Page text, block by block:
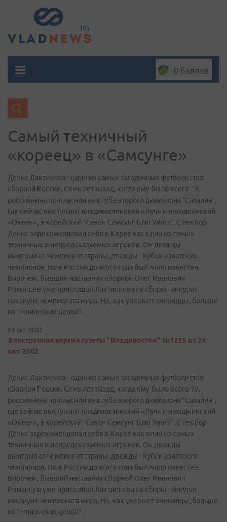
0 баллов
Самый техничный
«кореец» в «Самсунге»
Денис Лактионов - один из самых загадочных футболистов
сборной России. Семь лет назад, когда ему было всего 19,
россиянина пригласили из клуба второго дивизиона “Сахалин”,
где сейчас выступают владивостокский «Луч» и находкинский
«Океан», в корейский “Савон Самсунг Блю Уингз”. С тех пор
Денис зарекомендовал себя в Корее как один из самых
техничных и непредсказуемых игроков. Он дважды
выигрывал чемпионат страны, дважды - Кубок азиатских
чемпионов. Но в России до этого года был мало известен.
Впрочем, бывший наставник сборной Олег Иванович
Романцев уже приглашал Лактионова на сборы - аккурат
накануне чемпионата мира. Но, как уверяют очевидцы, больше
из “шпионских целей”.
24 окт. 2002
Электронная версия газеты "Владивосток" №1255 от 24
окт. 2002
Денис Лактионов - один из самых загадочных футболистов
сборной России. Семь лет назад, когда ему было всего 19,
россиянина пригласили из клуба второго дивизиона “Сахалин”,
где сейчас выступают владивостокский «Луч» и находкинский
«Океан», в корейский “Савон Самсунг Блю Уингз”. С тех пор
Денис зарекомендовал себя в Корее как один из самых
техничных и непредсказуемых игроков. Он дважды
выигрывал чемпионат страны, дважды - Кубок азиатских
чемпионов. Но в России до этого года был мало известен.
Впрочем, бывший наставник сборной Олег Иванович
Романцев уже приглашал Лактионова на сборы - аккурат
накануне чемпионата мира. Но, как уверяют очевидцы, больше
из “шпионских целей”.